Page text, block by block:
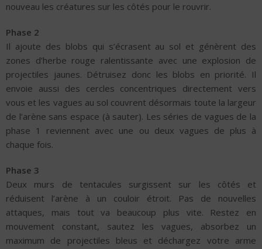
nouveau les créatures sur les côtés pour le rouvrir.
Phase 2
Il ajoute des blobs qui s’écrasent au sol et génèrent des
zones d’herbe rouge ralentissante avec une explosion de
projectiles jaunes. Détruisez donc les blobs en priorité. Il
envoie aussi des cercles concentriques directement vers
vous et les vagues au sol couvrent désormais toute la largeur
de l’arène sans espace (à sauter). Les séries de vagues de la
phase 1 reviennent avec une ou deux vagues de plus à
chaque fois.
Phase 3
Deux murs de tentacules surgissent sur les côtés et
réduisent l’arène à un couloir étroit. Pas de nouvelles
attaques, mais tout va beaucoup plus vite. Restez en
mouvement constant, sautez les vagues, absorbez un
maximum de projectiles bleus et déchargez votre arme